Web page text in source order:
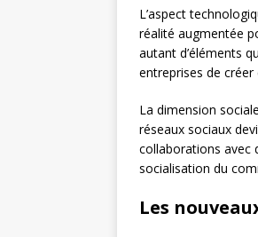
L’aspect
réalité augmentée
autant d’éléments
entreprises de
La dimension
réseaux sociaux
collaborations avec
socialisation du
Les